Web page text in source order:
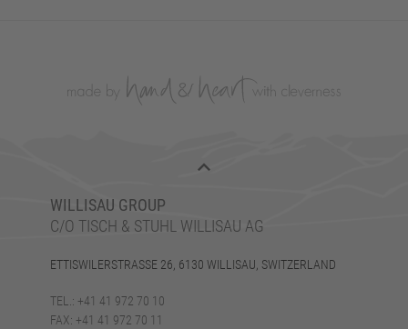
WILLISAU GROUP
C/O TISCH & STUHL WILLISAU AG
ETTISWILERSTRASSE 26, 6130 WILLISAU, SWITZERLAND
TEL.: +41 41 972 70 10
FAX: +41 41 972 70 11